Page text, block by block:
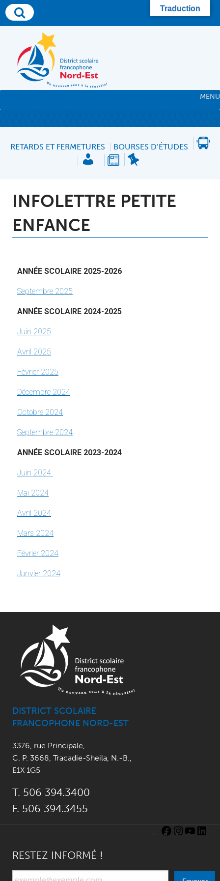
MENU
RETARDS ET FERMETURES BOURSES D’ÉTUDES
INFOLETTRE PETITE
ENFANCE
ANNÉE SCOLAIRE 2025-2026
Septembre 2025
ANNÉE SCOLAIRE 2024-2025
Juin 2025
Avril 2025
Février 2025
Décembre 2024
Octobre 2024
Septembre 2024
ANNÉE SCOLAIRE 2023-2024
Juin 2024
Mai 2024
Avril 2024
Mars 2024
Février 2024
Janvier 2024
DISTRICT SCOLAIRE
FRANCOPHONE NORD-EST
3376, rue Principale,
C. P. 3668, Tracadie-Sheila, N.-B.,
E1X 1G5
T. 506 394.3400
F. 506 394.3455
RESTEZ INFORMÉ !
Traduction